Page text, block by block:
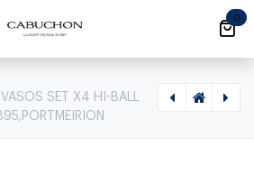
0
SET X4 HI-BALL